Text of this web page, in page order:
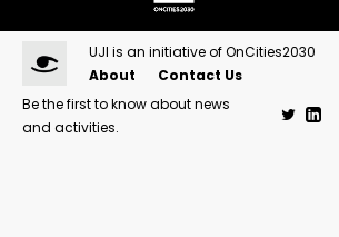
UJI is an initiative of OnCities2030
About
Contact Us
Be the first to know about news
and activities.